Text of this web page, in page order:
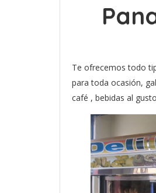
Te ofrecemos todo
para toda ocasión,
café , bebidas al